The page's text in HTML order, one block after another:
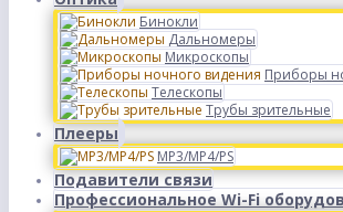
Бинокли
Дальномеры
Микроскопы
Приборы
Телескопы
Трубы зрительные
Плееры
MP3/MP4/PS
Подавители связи
Профессиональное Wi-Fi